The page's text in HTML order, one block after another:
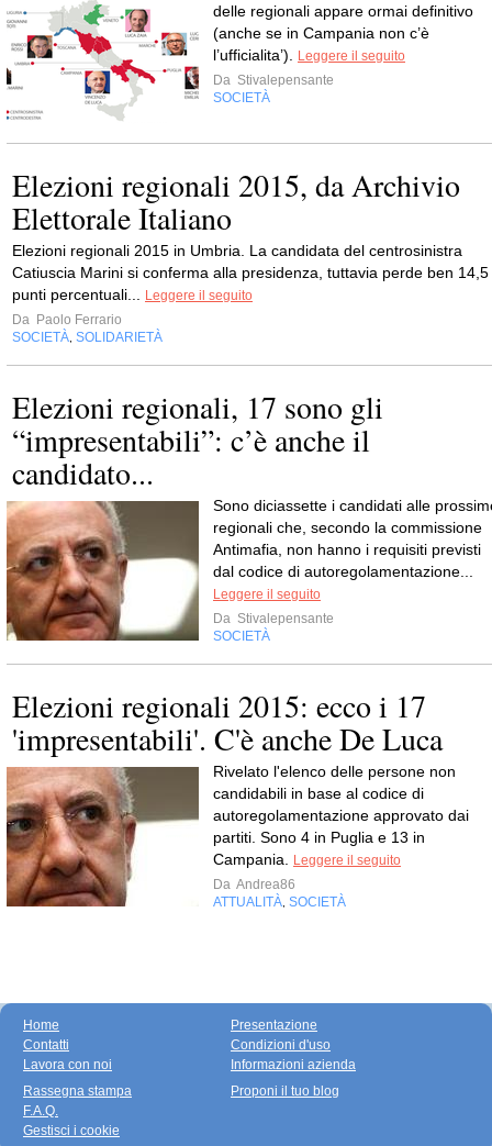
delle regionali appare ormai definitivo
(anche se in Campania non c’è
l’ufficialita’). Leggere il seguito
Da Stivalepensante
SOCIETÀ
Elezioni regionali 2015, da Archivio
Elettorale Italiano
Elezioni regionali 2015 in Umbria. La candidata del centrosinistra
Catiuscia Marini si conferma alla presidenza, tuttavia perde ben 14,5
punti percentuali... Leggere il seguito
Da Paolo Ferrario
SOCIETÀ, SOLIDARIETÀ
Elezioni regionali, 17 sono gli
“impresentabili”: c’è anche il
candidato...
Sono diciassette i candidati alle
regionali che, secondo la commissione
Antimafia, non hanno i requisiti previsti
dal codice di autoregolamentazione...
Leggere il seguito
Da Stivalepensante
SOCIETÀ
Elezioni regionali 2015: ecco i 17
'impresentabili'. C'è anche De Luca
Rivelato l'elenco delle persone non
candidabili in base al codice di
autoregolamentazione approvato dai
partiti. Sono 4 in Puglia e 13 in
Campania. Leggere il seguito
Da Andrea86
ATTUALITÀ, SOCIETÀ
Home
Contatti
Lavora con noi
Presentazione
Condizioni d'uso
Informazioni azienda
Rassegna stampa
F.A.Q.
Gestisci i cookie
Proponi il tuo blog